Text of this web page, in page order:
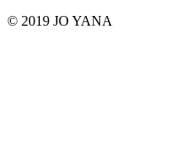
© 2019 JO YANA